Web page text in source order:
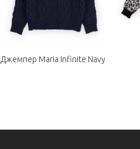
Джемпер Maria Infinite Navy